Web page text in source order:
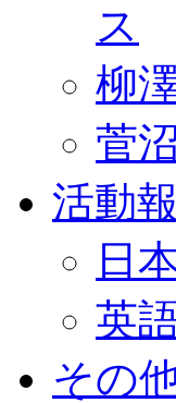
ス
柳
菅
活動
日
英
その